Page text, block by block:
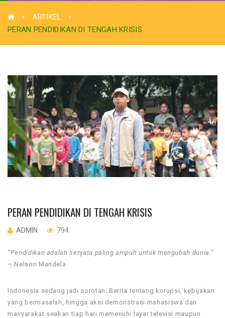
ARTIKEL
PERAN PENDIDIKAN DI TENGAH KRISIS
PERAN PENDIDIKAN DI TENGAH KRISIS
ADMIN 794
“Pendidikan adalah senjata paling ampuh untuk mengubah dunia.”
– Nelson Mandela
Indonesia sedang jadi sorotan. Berita tentang korupsi, kebijakan
yang bermasalah, hingga aksi demonstrasi mahasiswa dan
masyarakat seakan tiap hari memenuhi layar televisi maupun